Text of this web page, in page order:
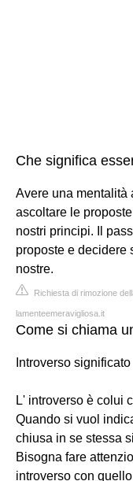
Che significa
Avere una mentalità
ascoltare le
nostri principi. Il
proposte e decidere
nostre.
Richiesta di rimozione
lamenteemeravigliosa.it
Come si chiama
Introverso significato
L' introverso è colui
Quando si vuol
chiusa in se stessa
Bisogna fare
introverso con